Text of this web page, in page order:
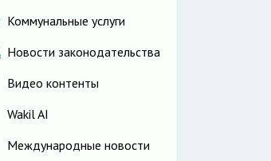
Коммунальные услуги
Новости законодательства
Видео контенты
Wakil AI
Международные новости